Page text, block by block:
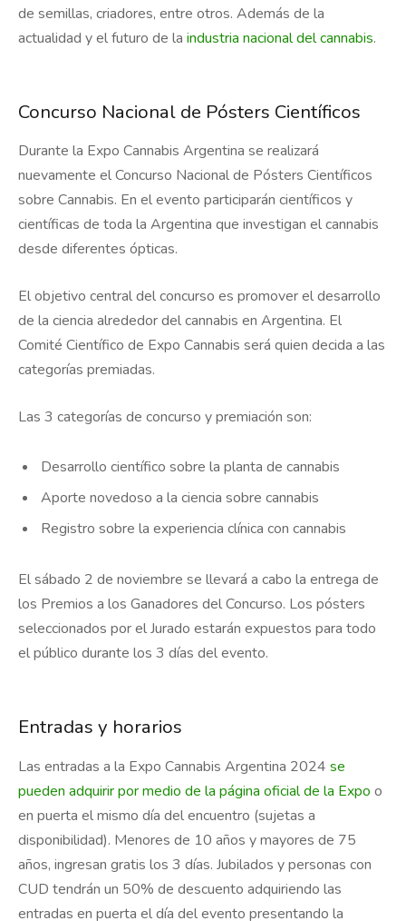
de semillas, criadores, entre otros. Además de la
actualidad y el futuro de la industria nacional del cannabis.
Concurso Nacional de Pósters Científicos
Durante la Expo Cannabis Argentina se realizará
nuevamente el Concurso Nacional de Pósters Científicos
sobre Cannabis. En el evento participarán científicos y
científicas de toda la Argentina que investigan el cannabis
desde diferentes ópticas.
El objetivo central del concurso es promover el desarrollo
de la ciencia alrededor del cannabis en Argentina. El
Comité Científico de Expo Cannabis será quien decida a las
categorías premiadas.
Las 3 categorías de concurso y premiación son:
Desarrollo científico sobre la planta de cannabis
Aporte novedoso a la ciencia sobre cannabis
Registro sobre la experiencia clínica con cannabis
El sábado 2 de noviembre se llevará a cabo la entrega de
los Premios a los Ganadores del Concurso. Los pósters
seleccionados por el Jurado estarán expuestos para todo
el público durante los 3 días del evento.
Entradas y horarios
Las entradas a la Expo Cannabis Argentina 2024 se
pueden adquirir por medio de la página oficial de la Expo o
en puerta el mismo día del encuentro (sujetas a
disponibilidad). Menores de 10 años y mayores de 75
años, ingresan gratis los 3 días. Jubilados y personas con
CUD tendrán un 50% de descuento adquiriendo las
entradas en puerta el día del evento presentando la